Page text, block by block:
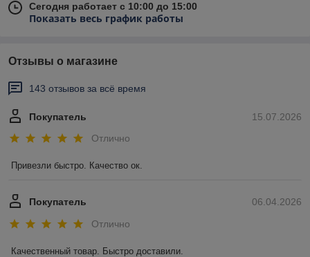
Сегодня работает с 10:00 до 15:00
Показать весь график работы
Отзывы о магазине
143 отзывов за всё время
15.07.2026
Покупатель
Отлично
Привезли быстро. Качество ок.
06.04.2026
Покупатель
Отлично
Качественный товар. Быстро доставили.